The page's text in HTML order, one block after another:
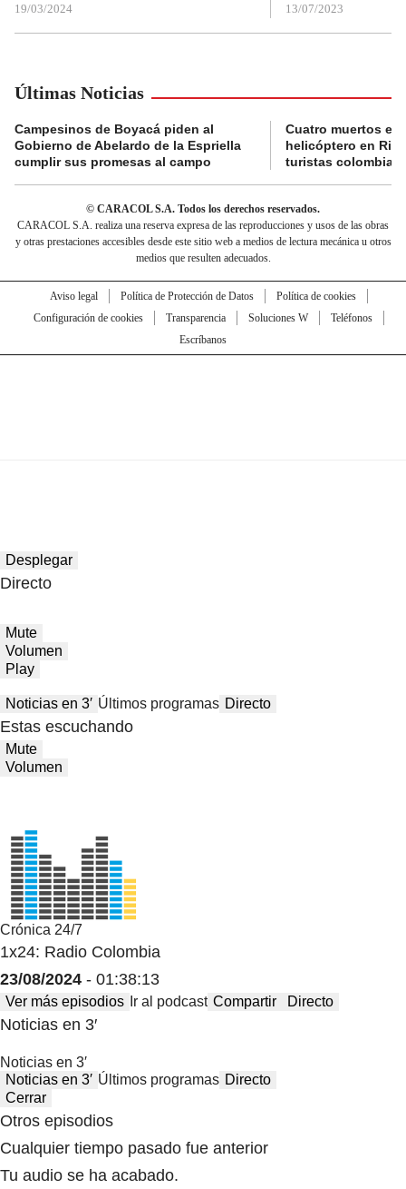
19/03/2024 13/07/2023
Últimas Noticias
Campesinos de Boyacá piden al
Gobierno de Abelardo de la Espriella
cumplir sus promesas al campo
Cuatro muertos en
helicóptero en
turistas
© CARACOL S.A. Todos los derechos reservados.
CARACOL S.A. realiza una reserva expresa de las reproducciones y usos de las obras
y otras prestaciones accesibles desde este sitio web a medios de lectura mecánica u otros
medios que resulten adecuados.
Aviso legal Política de Protección de Datos
Política de cookies
Configuración de cookies
Transparencia Soluciones W
Teléfonos
Escríbanos
Desplegar
Directo
Mute
Volumen
Play
Noticias en 3′ Últimos programas Directo
Estas escuchando
Mute
Volumen
Crónica 24/7
1x24: Radio Colombia
23/08/2024 - 01:38:13
Ver más episodios Ir al podcast Compartir Directo
Noticias en 3′
Noticias en 3′
Noticias en 3′ Últimos programas Directo
Cerrar
Otros episodios
Cualquier tiempo pasado fue anterior
Tu audio se ha acabado.